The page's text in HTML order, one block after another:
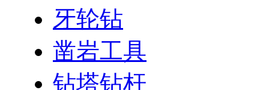
牙轮钻
凿岩工具
钻塔钻杆